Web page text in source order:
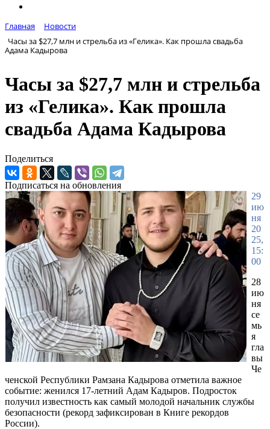
Главная
Новости
Часы за $27,7 млн и стрельба из «Гелика». Как прошла свадьба
Адама Кадырова
Часы за $27,7 млн и стрельба
из «Гелика». Как прошла
свадьба Адама Кадырова
Поделиться
Подписаться на обновления
29
ию
ня
20
25,
15:
00
28
ию
ня
се
мь
я
гла
вы
Че
ченской Республики Рамзана Кадырова отметила важное
событие: женился 17-летний Адам Кадыров. Подросток
получил известность как самый молодой начальник службы
безопасности (рекорд зафиксирован в Книге рекордов
России).